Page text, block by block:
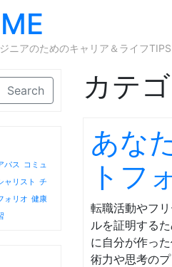
ニアのためのキャリア＆ライフTIPS
Search
パス コミュ
ャリスト チ
ォリオ 健康
カテ
あな
トフ
転職活動やフ
ルを証明する
に自分が作っ
術力や思考の